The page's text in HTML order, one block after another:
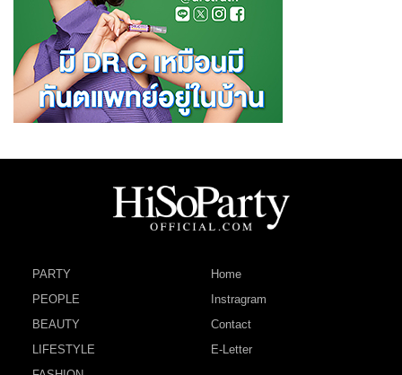
PARTY
PEOPLE
BEAUTY
LIFESTYLE
Home
Instragram
Contact
E-Letter